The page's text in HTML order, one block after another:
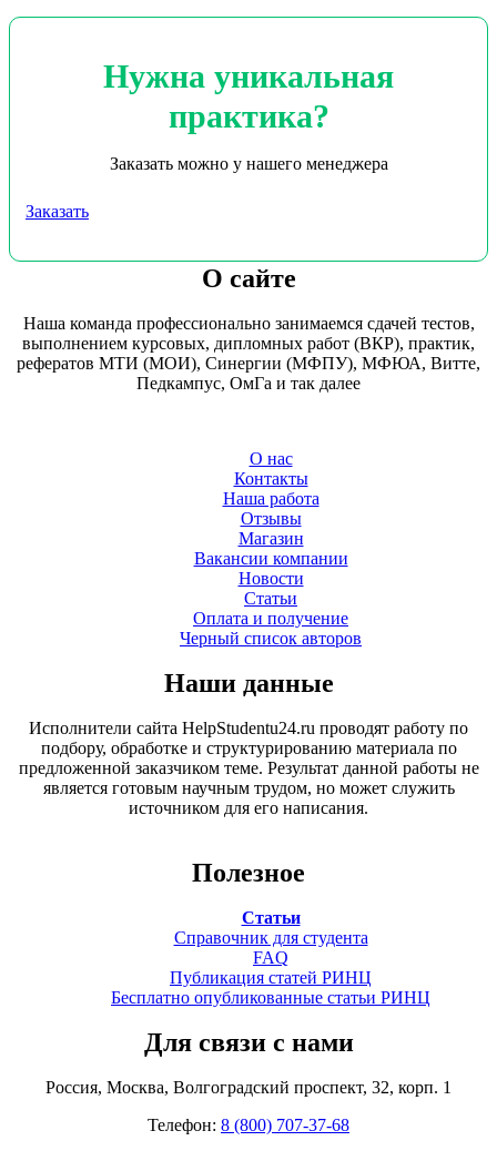
Нужна уникальная
практика?
Заказать можно у нашего менеджера
Заказать
О сайте
Наша команда профессионально занимаемся сдачей тестов,
выполнением курсовых, дипломных работ (ВКР), практик,
рефератов МТИ (МОИ), Синергии (МФПУ), МФЮА, Витте,
Педкампус, ОмГа и так далее
О нас
Контакты
Наша работа
Отзывы
Магазин
Вакансии компании
Новости
Статьи
Оплата и получение
Черный список авторов
Наши данные
Исполнители сайта HelpStudentu24.ru проводят работу по
подбору, обработке и структурированию материала по
предложенной заказчиком теме. Результат данной работы не
является готовым научным трудом, но может служить
источником для его написания.
Полезное
Статьи
Справочник для студента
FAQ
Публикация статей РИНЦ
Бесплатно опубликованные статьи РИНЦ
Для связи с нами
Россия, Москва, Волгоградский проспект, 32, корп. 1
Телефон: 8 (800) 707-37-68